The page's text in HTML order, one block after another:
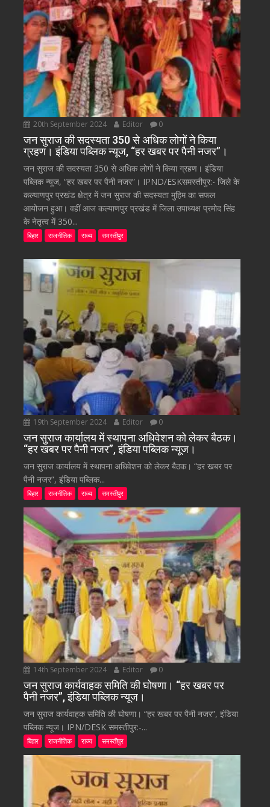
20th September 2024 Editor 0
जन सुराज की सदस्यता 350 से अधिक लोगों ने किया
ग्रहण। इंडिया पब्लिक न्यूज, “हर खबर पर पैनी नजर”।
जन सुराज की सदस्यता 350 से अधिक लोगों ने किया ग्रहण। इंडिया
पब्लिक न्यूज, “हर खबर पर पैनी नजर”। IPND/ESKसमस्तीपुर:- जिले के
कल्याणपुर प्रखंड क्षेत्र में जन सुराज की सदस्यता मुहिम का सफल
आयोजन हुआ। वहीं आज कल्याणपुर प्रखंड में जिला उपाध्यक्ष प्रमोद सिंह
के नेतृत्व में 350...
बिहार राजनीतिक राज्य समस्तीपुर
19th September 2024 Editor 0
जन सुराज कार्यालय में स्थापना अधिवेशन को लेकर बैठक।
“हर खबर पर पैनी नजर”, इंडिया पब्लिक न्यूज।
जन सुराज कार्यालय में स्थापना अधिवेशन को लेकर बैठक। “हर खबर पर
पैनी नजर”, इंडिया पब्लिक...
बिहार राजनीतिक राज्य समस्तीपुर
14th September 2024 Editor 0
जन सुराज कार्यवाहक समिति की घोषणा। “हर खबर पर
पैनी नजर”, इंडिया पब्लिक न्यूज।
जन सुराज कार्यवाहक समिति की घोषणा। “हर खबर पर पैनी नजर”, इंडिया
पब्लिक न्यूज। IPN/DESK समस्तीपुर:-...
बिहार राजनीतिक राज्य समस्तीपुर